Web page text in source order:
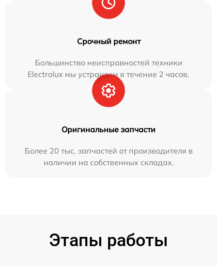
Срочный ремонт
Большинство неисправностей техники
Electrolux мы устраняем в течение 2 часов.
Оригинальные запчасти
Более 20 тыс. запчастей от производителя в
наличии на собственных складах.
Этапы работы